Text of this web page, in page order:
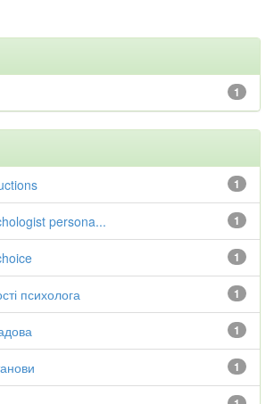
1
1
1
persona...
1
1
психолога
1
1